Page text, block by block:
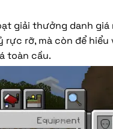
giải thưởng danh giá
rỡ, mà còn để hiểu
toàn cầu.